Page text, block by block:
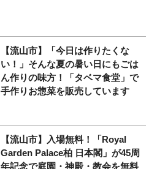
【流山市】「今日は作りたくな
い！」そんな夏の暑い日にもごは
ん作りの味方！「タベマ食堂」で
手作りお惣菜を販売しています
【流山市】入場無料！「Royal
Garden Palace柏 日本閣」が45周
年記念で庭園・神殿・教会を無料